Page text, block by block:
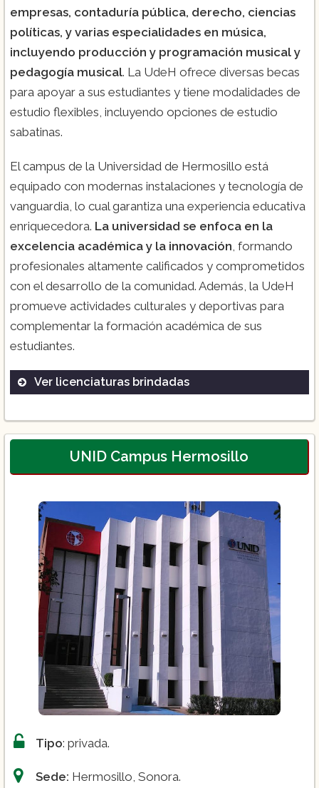
empresas, contaduría pública, derecho, ciencias
políticas, y varias especialidades en música,
incluyendo producción y programación musical y
pedagogía musical. La UdeH ofrece diversas becas
para apoyar a sus estudiantes y tiene modalidades de
estudio flexibles, incluyendo opciones de estudio
sabatinas.
El campus de la Universidad de Hermosillo está
equipado con modernas instalaciones y tecnología de
vanguardia, lo cual garantiza una experiencia educativa
enriquecedora. La universidad se enfoca en la
excelencia académica y la innovación , formando
profesionales altamente calificados y comprometidos
con el desarrollo de la comunidad. Además, la UdeH
promueve actividades culturales y deportivas para
complementar la formación académica de sus
estudiantes.
Ver licenciaturas brindadas
Programación Musical
Licenciatura en Pedagogía Musical
Licenciatura en Musicología
Licenciatura en Ciencias Políticas
Licenciatura en Administración de
Empresas
Licenciatura en Contaduría Pública
UNID Campus Hermosillo
Tipo: privada.
Sede: Hermosillo, Sonora.